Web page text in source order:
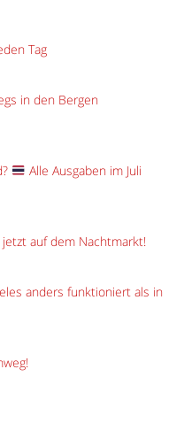
Tag
in den Bergen
Alle Ausgaben im Juli
jetzt auf dem Nachtmarkt!
anders funktioniert als in